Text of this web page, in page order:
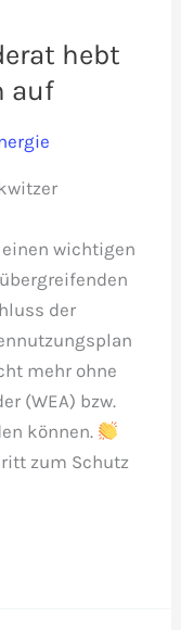
hebt
auf
wichtigen
der
mehr ohne
(WEA) bzw.
können.
zum Schutz